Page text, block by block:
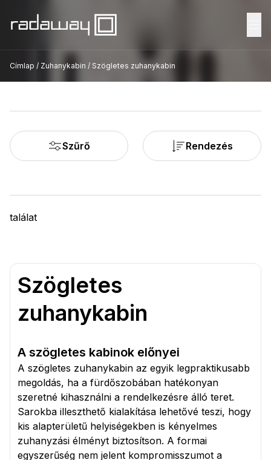
Címlap / Zuhanykabin / Szögletes zuhanykabin
Szűrő Rendezés
találat
Szögletes
zuhanykabin
A szögletes kabinok előnyei
A szögletes zuhanykabin az egyik legpraktikusabb
megoldás, ha a fürdőszobában hatékonyan
szeretné kihasználni a rendelkezésre álló teret.
Sarokba illeszthető kialakítása lehetővé teszi, hogy
kis alapterületű helyiségekben is kényelmes
zuhanyzási élményt biztosítson. A formai
egyszerűség nem jelent kompromisszumot a